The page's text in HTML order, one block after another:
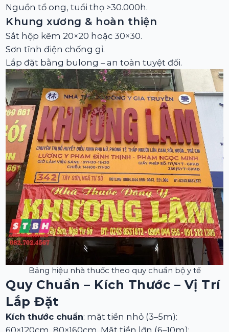
Nguồn tổ ong, tuổi thọ >30.000h.
Khung xương & hoàn thiện
Sắt hộp kẽm 20×20 hoặc 30×30.
Sơn tĩnh điện chống gỉ.
Lắp đặt bằng bulong – an toàn tuyệt đối.
Bảng hiệu nhà thuốc theo quy chuẩn bộ y tế
Quy Chuẩn – Kích Thước – Vị Trí
Lắp Đặt
Kích thước chuẩn: mặt tiền nhỏ (3–5m):